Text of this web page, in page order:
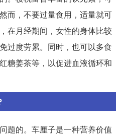
而，不要过量食用，适量就可
在月经期间，女性的身体比较
过度劳累。同时，也可以多食
糖姜茶等，以促进血液循环和
题的。车厘子是一种营养价值